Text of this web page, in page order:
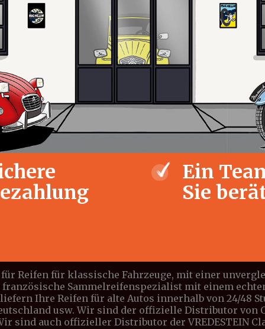
Ein
Sie
Reifen für klassische Fahrzeuge, mit einer
Sammelreifenspezialist mit einem
Ihre Reifen für alte Autos innerhalb von 24/48
usw. Wir sind der offizielle Distributor von
sind auch offizieller Distributor der VREDESTEIN